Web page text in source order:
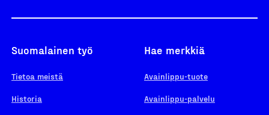
Suomalainen työ
Tietoa meistä
Historia
Hae merkkiä
Avainlippu-tuote
Avainlippu-palvelu